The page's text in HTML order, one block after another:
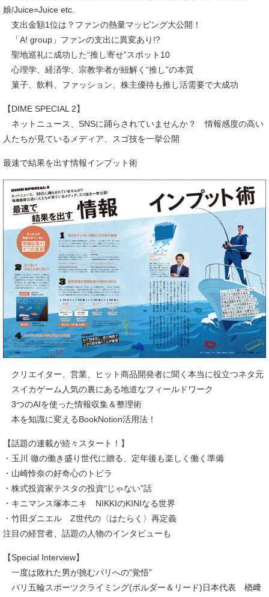
娘/Juice=Juice etc.
支出金額1位は？ファンの熱量マッピング大公開！
「A! group」ファンの支出に異変あり!?
聖地巡礼に成功した“推し寄せ”スポット10
心理学、経済学、宗教学者が紐解く“推し”の本質
菓子、飲料、ファッション、株主優待も推し活需要で大成功
【DIME SPECIAL 2】
ネットニュース、SNSに踊らされていませんか？ 情報感度の高い
人たちが見ているメディア、スゴ技を一挙公開
最速で結果を出す情報インプット術
クリエイター、営業、ヒット商品開発者に聞く本当に役立つネタ元
スイカゲーム人気の裏にある地道なフィールドワーク
3つのAIを使った情報収集＆整理術
本を知識に変えるBookNotion活用法！
【話題の連載が続々スタート！】
・玉川 徹の働き盛り世代に贈る、定年後も楽しく働く準備
・山崎怜奈の好奇心のトビラ
・株式投資家テスタの投資“じゃない”話
・キニマンス塚本ニキ NIKKIのKINIなる世界
・竹田ダニエル Z世代の〈はたらく〉再定義
注目の経営者、話題の人物のインタビューも
【Special Interview】
一度は敗れた男が挑むパリへの“覚悟”
パリ五輪スポーツクライミング(ボルダー＆リード)日本代表 楢﨑